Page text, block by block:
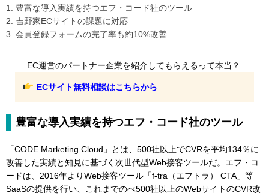
1. 豊富な導入実績を持つエフ・コード社のツール
2. 吉野家ECサイトの課題に対応
3. 会員登録フォームの完了率も約10%改善
EC運営のパートナー企業を紹介してもらえるって本当？
ECサイト無料相談はこちらから
豊富な導入実績を持つエフ・コード社のツール
「CODE Marketing Cloud」とは、500社以上でCVRを平均134％に
改善した実績と知見に基づく次世代型Web接客ツールだ。エフ・コ
ードは、2016年よりWeb接客ツール「f-tra（エフトラ） CTA」等
SaaSの提供を行い、これまでのべ500社以上のWebサイトのCVR改